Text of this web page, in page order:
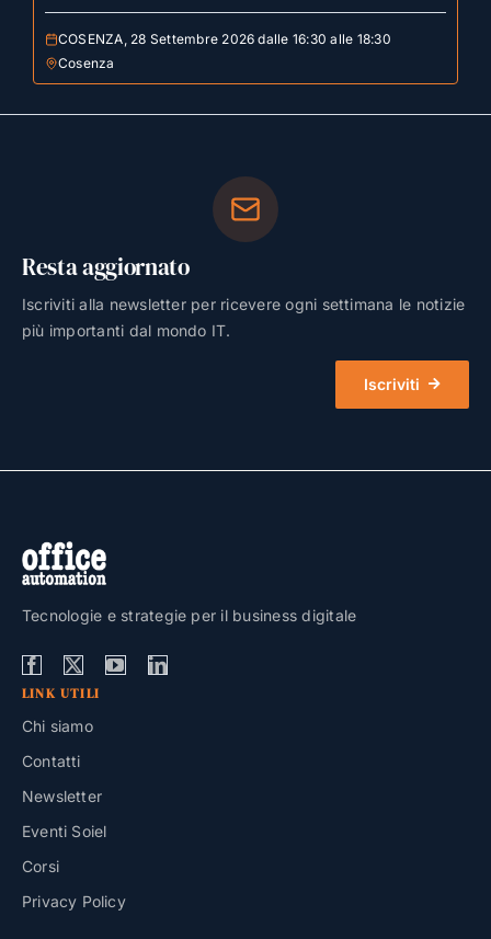
COSENZA, 28 Settembre 2026 dalle 16:30 alle 18:30
Cosenza
Resta aggiornato
Iscriviti alla newsletter per ricevere ogni settimana le notizie
più importanti dal mondo IT.
Iscriviti
Tecnologie e strategie per il business digitale
LINK UTILI
Chi siamo
Contatti
Newsletter
Eventi Soiel
Corsi
Privacy Policy